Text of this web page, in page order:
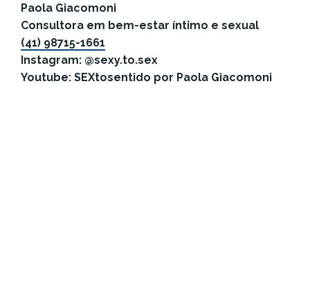
Paola Giacomoni
Consultora em bem-estar íntimo e sexual
(41) 98715-1661
Instagram: @sexy.to.sex
Youtube: SEXtosentido por Paola Giacomoni